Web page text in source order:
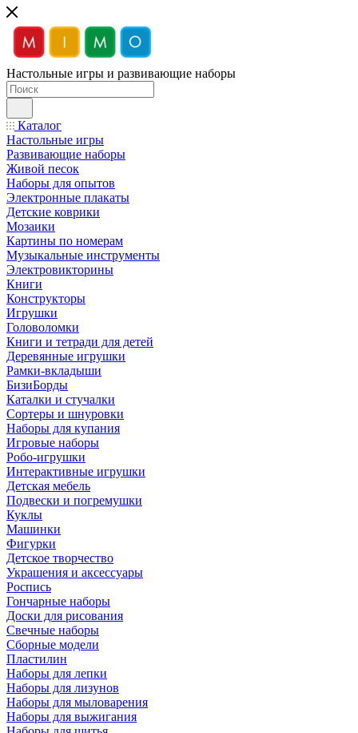
Настольные игры и развивающие наборы
Каталог
Настольные игры
Развивающие наборы
Живой песок
Наборы для опытов
Электронные плакаты
Детские коврики
Мозаики
Картины по номерам
Музыкальные инструменты
Электровикторины
Книги
Конструкторы
Игрушки
Головоломки
Книги и тетради для детей
Деревянные игрушки
Рамки-вкладыши
БизиБорды
Каталки и стучалки
Сортеры и шнуровки
Наборы для купания
Игровые наборы
Робо-игрушки
Интерактивные игрушки
Детская мебель
Подвески и погремушки
Куклы
Машинки
Фигурки
Детское творчество
Украшения и аксессуары
Роспись
Гончарные наборы
Доски для рисования
Свечные наборы
Сборные модели
Пластилин
Наборы для лепки
Наборы для лизунов
Наборы для мыловарения
Наборы для выжигания